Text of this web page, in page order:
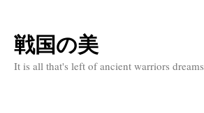
コ
ン
戦国の美
It is all that's left of ancient warriors dreams